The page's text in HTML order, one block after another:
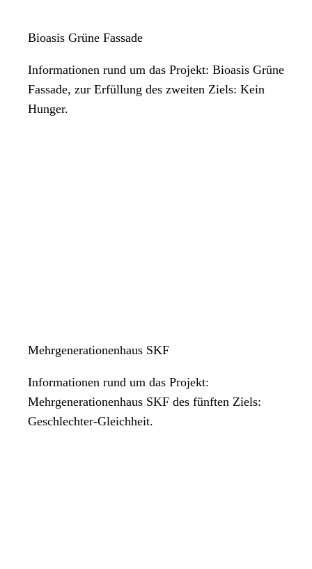
Bioasis Grüne Fassade
Informationen rund um das Projekt: Bioasis Grüne
Fassade, zur Erfüllung des zweiten Ziels: Kein
Hunger.
Mehrgenerationenhaus SKF
Informationen rund um das Projekt:
Mehrgenerationenhaus SKF des fünften Ziels:
Geschlechter-Gleichheit.